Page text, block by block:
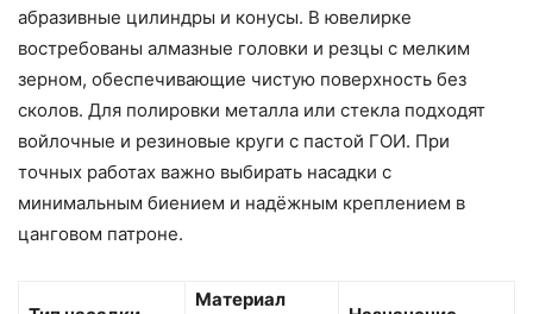
абразивные цилиндры и конусы. В ювелирке
востребованы алмазные головки и резцы с мелким
зерном, обеспечивающие чистую поверхность без
сколов. Для полировки металла или стекла подходят
войлочные и резиновые круги с пастой ГОИ. При
точных работах важно выбирать насадки с
минимальным биением и надёжным креплением в
цанговом патроне.
Материал